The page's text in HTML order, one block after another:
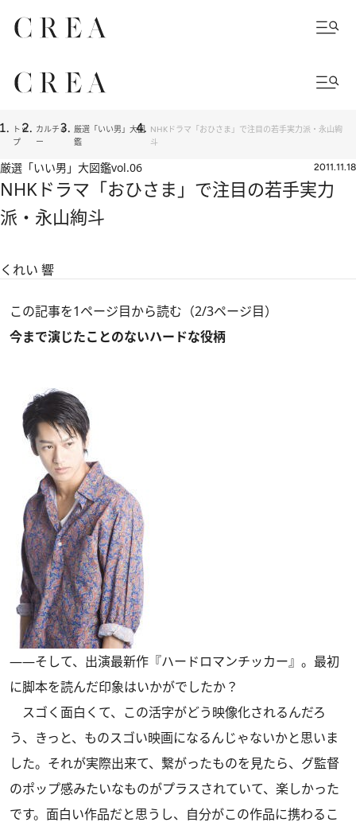
トッ
プ
カルチャ
ー
厳選「いい男」大図
鑑
NHKドラマ「おひさま」で注目の若手実力派・永山絢
斗
厳選「いい男」大図鑑vol.06 2011.11.18
NHKドラマ「おひさま」で注目の若手実力
派・永山絢斗
くれい 響
この記事を1ページ目から読む（2/3ページ目）
今まで演じたことのないハードな役柄
――そして、出演最新作『ハードロマンチッカー』。最初
に脚本を読んだ印象はいかがでしたか？
スゴく面白くて、この活字がどう映像化されるんだろ
う、きっと、ものスゴい映画になるんじゃないかと思いま
した。それが実際出来て、繋がったものを見たら、グ監督
のポップ感みたいなものがプラスされていて、楽しかった
です。面白い作品だと思うし、自分がこの作品に携わるこ